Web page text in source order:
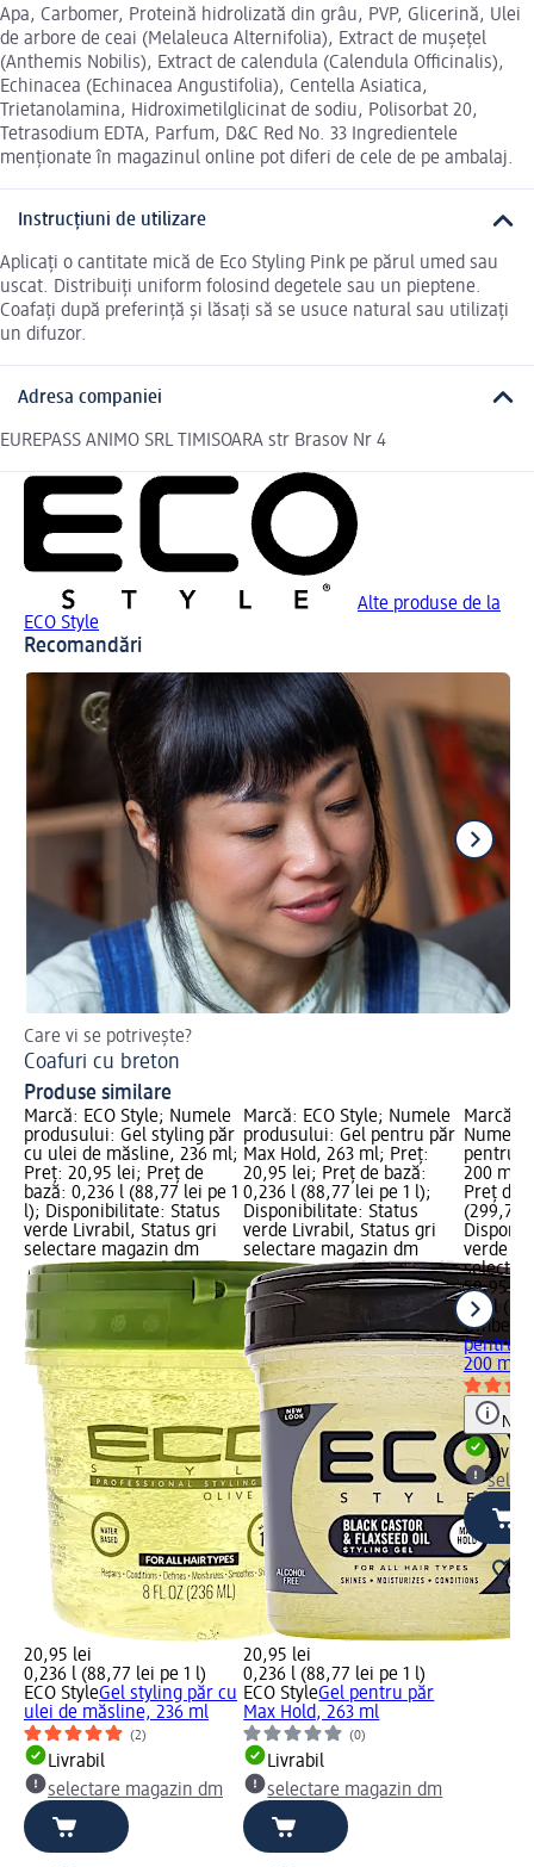
Apa, Carbomer, Proteină hidrolizată din grâu, PVP, Glicerină, Ulei
de arbore de ceai (Melaleuca Alternifolia), Extract de mușețel
(Anthemis Nobilis), Extract de calendula (Calendula Officinalis),
Echinacea (Echinacea Angustifolia), Centella Asiatica,
Trietanolamina, Hidroximetilglicinat de sodiu, Polisorbat 20,
Tetrasodium EDTA, Parfum, D&C Red No. 33 Ingredientele
menționate în magazinul online pot diferi de cele de pe ambalaj.
Instrucțiuni de utilizare
Aplicați o cantitate mică de Eco Styling Pink pe părul umed sau
uscat. Distribuiți uniform folosind degetele sau un pieptene.
Coafați după preferință și lăsați să se usuce natural sau utilizați
un difuzor.
Adresa companiei
EUREPASS ANIMO SRL TIMISOARA str Brasov Nr 4
Alte produse de la
ECO Style
Recomandări
Care vi se potrivește?
Coafuri cu breton
Produse similare
Marcă: ECO Style; Numele
produsului: Gel styling păr
cu ulei de măsline, 236 ml;
Preț: 20,95 lei; Preț de
bază: 0,236 l (88,77 lei pe 1
l); Disponibilitate: Status
verde Livrabil, Status gri
selectare magazin dm
20,95 lei
0,236 l (88,77 lei pe 1 l)
ECO StyleGel styling păr cu
ulei de măsline, 236 ml
(2)
Livrabil
selectare magazin dm
Marcă: ECO Style; Numele
produsului: Gel pentru păr
Max Hold, 263 ml; Preț:
20,95 lei; Preț de bază:
0,236 l (88,77 lei pe 1 l);
Disponibilitate: Status
verde Livrabil, Status gri
selectare magazin dm
20,95 lei
0,236 l (88,77 lei pe 1 l)
ECO StyleGel pentru păr
Max Hold, 263 ml
(0)
Livrabil
selectare magazin dm
Marcă:
Numele
pentru
200 ml;
Preț de
(299,75
verde
59,95 lei
0,2 l
pentru
200 ml
Notă